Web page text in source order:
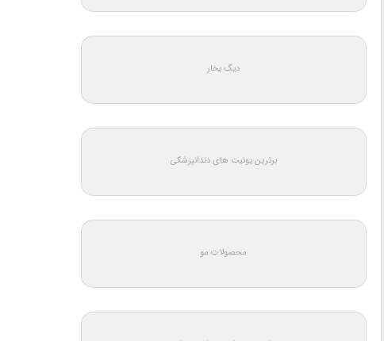
دیگ بخار
برترین یونیت های دندانپزشکی
محصولات مو